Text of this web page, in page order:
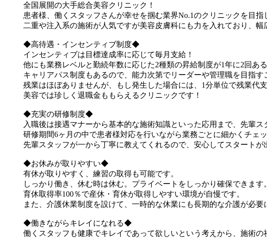
全国展開の大手総合美容クリニック！
患者様、働くスタッフさんが幸せを掴む業界No.1のクリニックを目指
二重や注入系の施術が人気ですが美容皮膚科にも力を入れており、
◆高待遇・インセンティブ制度◆
インセンティブは目標達成率に応じて毎月支給！
他にも業務レベルと勤続年数に応じた2種類の昇給制度が1年に2回
キャリアパス制度もあるので、能力次第でリーダーや管理職を目指す
残業はほぼありませんが、もし発生した場合には、1分単位で残業代支
美容では珍しく退職金ももらえるクリニックです！
◆充実の研修制度◆
入職後は接遇マナーから基本的な施術知識といった応用まで、先輩
研修期間6ヶ月の中で患者様対応を行いながら業務ごとに細かくチェ
先輩スタッフが一から丁寧に教えてくれるので、安心してスタート
◆お休みが取りやすい◆
有休が取りやすく、練習の取得も可能です。
しっかり働き、休む時は休む。プライベートをしっかり確保できます。
育休取得率100％で産休・育休が取得しやすい環境が自慢です。
また、介護休業制度を設けて、一時的な休業にも長期的な介護が必
◆働きながらキレイになれる◆
働くスタッフも健康でキレイであって欲しいという考えから、施術の